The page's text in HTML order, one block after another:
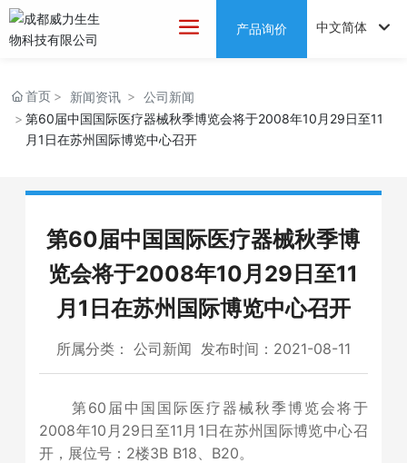
产品询价 中文简体
中文简体
首页 新闻资讯
公司新闻
第60届中国国际医疗器械秋季博览会将于2008年10月29日至11
月1日在苏州国际博览中心召开
第60届中国国际医疗器械秋季博
览会将于2008年10月29日至11
月1日在苏州国际博览中心召开
所属分类： 公司新闻 发布时间：2021-08-11
第60届中国国际医疗器械秋季博览会将于
2008年10月29日至11月1日在苏州国际博览中心召
开，展位号：2楼3B B18、B20。